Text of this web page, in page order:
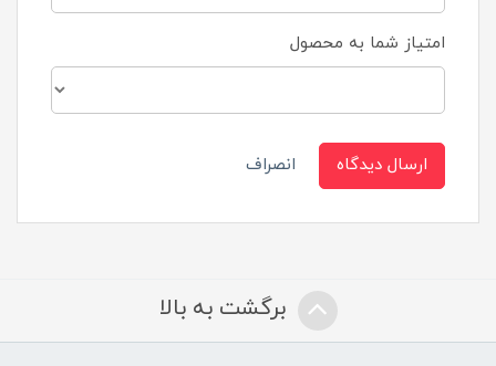
امتیاز شما به محصول
ارسال دیدگاه انصراف
برگشت به بالا